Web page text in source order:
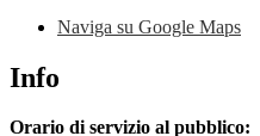
Naviga su Google Maps
Info
Orario di servizio al pubblico: